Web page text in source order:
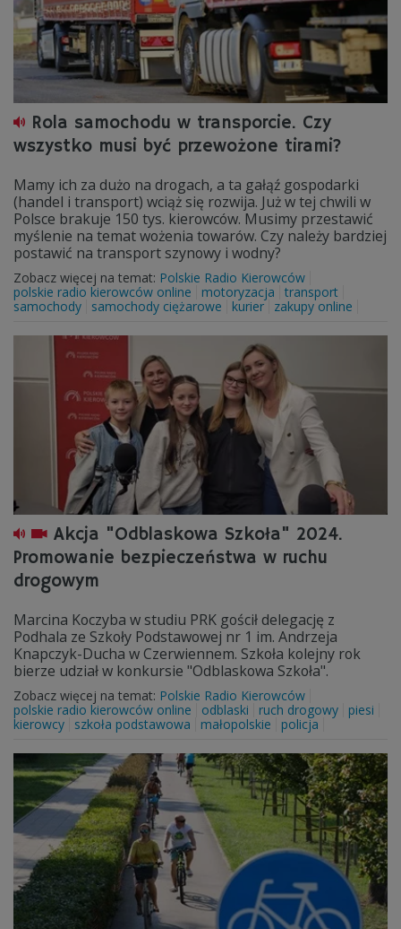
Rola samochodu w transporcie. Czy
wszystko musi być przewożone tirami?
Mamy ich za dużo na drogach, a ta gałąź gospodarki
(handel i transport) wciąż się rozwija. Już w tej chwili w
Polsce brakuje 150 tys. kierowców. Musimy przestawić
myślenie na temat wożenia towarów. Czy należy bardziej
postawić na transport szynowy i wodny?
Zobacz więcej na temat: Polskie Radio Kierowców
polskie radio kierowców online
motoryzacja
transport
samochody
samochody ciężarowe kurier zakupy online
Akcja "Odblaskowa Szkoła" 2024.
Promowanie bezpieczeństwa w ruchu
drogowym
Marcina Koczyba w studiu PRK gościł delegację z
Podhala ze Szkoły Podstawowej nr 1 im. Andrzeja
Knapczyk-Ducha w Czerwiennem. Szkoła kolejny rok
bierze udział w konkursie "Odblaskowa Szkoła".
Zobacz więcej na temat: Polskie Radio Kierowców
polskie radio kierowców online
odblaski ruch drogowy
piesi
kierowcy
szkoła podstawowa małopolskie policja